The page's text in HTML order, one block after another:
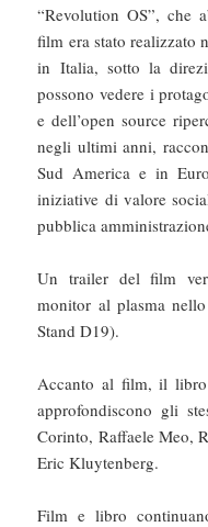
“Revolution OS”, che
film era stato realizzato
in Italia, sotto la
possono vedere i
e dell’open source
negli ultimi anni,
Sud America e in
iniziative di valore
pubblica
Un trailer del film
monitor al plasma
Stand D19).
Accanto al film, il
approfondiscono gli
Corinto, Raffaele Meo,
Eric Kluytenberg.
Film e libro